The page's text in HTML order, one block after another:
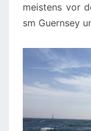
meistens vor
sm Guernsey